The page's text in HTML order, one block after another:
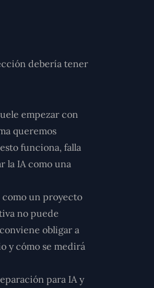
debería tener
empezar con
queremos
funciona, falla
la IA como una
como un proyecto
no puede
obligar a
y cómo se medirá
para IA y